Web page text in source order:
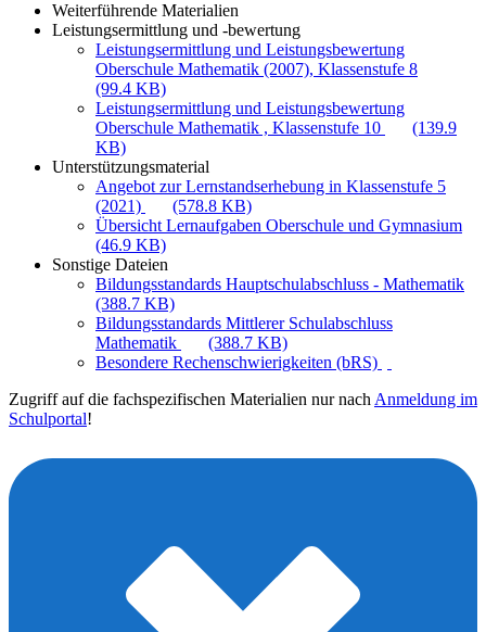
Weiterführende Materialien
Leistungsermittlung und -bewertung
Leistungsermittlung und Leistungsbewertung
Oberschule Mathematik (2007), Klassenstufe 8
(99.4 KB)
Leistungsermittlung und Leistungsbewertung
Oberschule Mathematik , Klassenstufe 10
(139.9
KB)
Unterstützungsmaterial
Angebot zur Lernstandserhebung in Klassenstufe 5
(2021)
(578.8 KB)
Übersicht Lernaufgaben Oberschule und Gymnasium
(46.9 KB)
Sonstige Dateien
Bildungsstandards Hauptschulabschluss - Mathematik
(388.7 KB)
Bildungsstandards Mittlerer Schulabschluss
Mathematik
(388.7 KB)
Besondere Rechenschwierigkeiten (bRS)
Zugriff auf die fachspezifischen Materialien nur nach Anmeldung im
Schulportal!